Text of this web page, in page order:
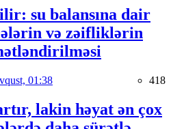
su balansına dair
və zəifliklərin
01:38 418
lakin həyat ən çox